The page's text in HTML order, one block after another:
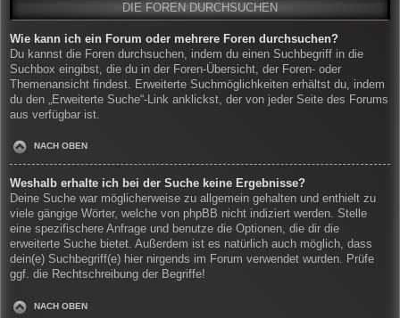
DIE FOREN DURCHSUCHEN
Wie kann ich ein Forum oder mehrere Foren durchsuchen?
Du kannst die Foren durchsuchen, indem du einen Suchbegriff in die
Suchbox eingibst, die du in der Foren-Übersicht, der Foren- oder
Themenansicht findest. Erweiterte Suchmöglichkeiten erhältst du, indem
du den „Erweiterte Suche“-Link anklickst, der von jeder Seite des Forums
aus verfügbar ist.
NACH OBEN
Weshalb erhalte ich bei der Suche keine Ergebnisse?
Deine Suche war möglicherweise zu allgemein gehalten und enthielt zu
viele gängige Wörter, welche von phpBB nicht indiziert werden. Stelle
eine spezifischere Anfrage und benutze die Optionen, die dir die
erweiterte Suche bietet. Außerdem ist es natürlich auch möglich, dass
dein(e) Suchbegriff(e) hier nirgends im Forum verwendet wurden. Prüfe
ggf. die Rechtschreibung der Begriffe!
NACH OBEN